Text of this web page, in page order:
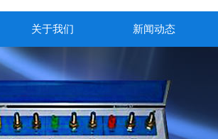
关于我们 新闻动态